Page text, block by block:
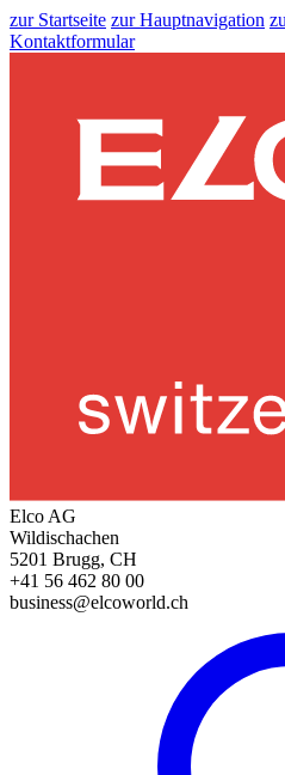
zur Startseite zur Hauptnavigation
Kontaktformular
Elco AG
Wildischachen
5201 Brugg, CH
+41 56 462 80 00
business@elcoworld.ch